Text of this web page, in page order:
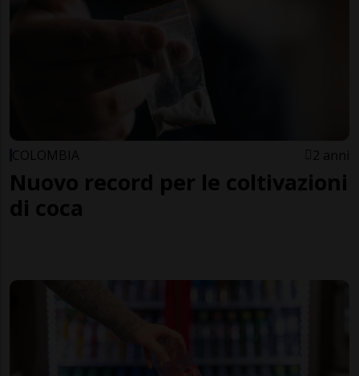
COLOMBIA 2 anni
Nuovo record per le coltivazioni
di coca